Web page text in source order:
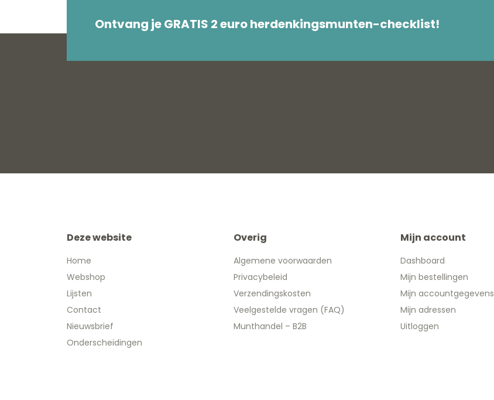
Ontvang je GRATIS 2 euro herdenkingsmunten-checklist!
Deze website
Home
Webshop
Lijsten
Contact
Nieuwsbrief
Onderscheidingen
Overig
Algemene voorwaarden
Privacybeleid
Verzendingskosten
Veelgestelde vragen (FAQ)
Munthandel – B2B
Mijn account
Dashboard
Mijn bestellingen
Mijn accountgegevens
Mijn adressen
Uitloggen